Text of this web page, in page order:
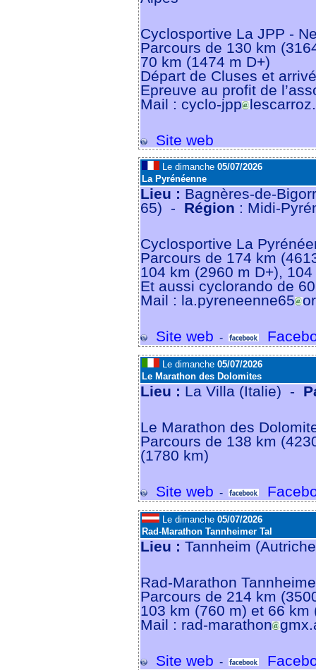
Cyclosportive La JPP -
Parcours de 130 km
70 km (1474 m D+)
Départ de Cluses et
Epreuve au profit de
Mail : cyclo-jpp
Site web
Le dimanche 05/07/2026
La Pyrénéenne
Lieu : Bagnères-de-
65) - Région : Midi-
Cyclosportive La
Parcours de 174 km
104 km (2960 m D+),
Et aussi cyclorando de
Mail : la.pyreneenne65
Site web -
Le dimanche 05/07/2026
Le Marathon des Dolomites
Lieu : La Villa (Italie) -
Le Marathon des
Parcours de 138 km
(1780 km)
Site web -
Le dimanche 05/07/2026
Rad-Marathon Tannheimer Tal
Lieu : Tannheim
Rad-Marathon
Parcours de 214 km
103 km (760 m) et 66 km
Mail : rad-marathon
Site web -